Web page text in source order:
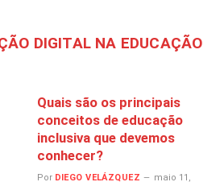
DIGITAL NA EDUCAÇÃO
Quais são os principais
conceitos de educação
inclusiva que devemos
conhecer?
Por DIEGO VELÁZQUEZ
maio 11,